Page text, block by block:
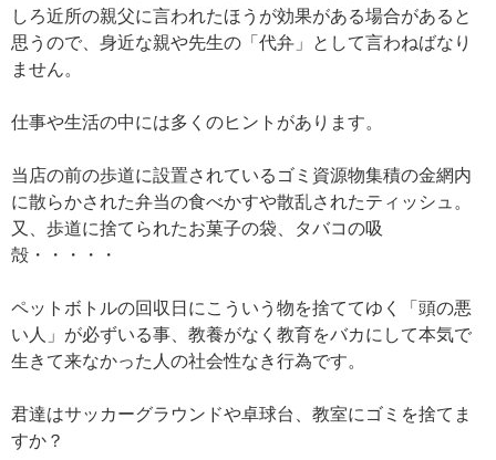
しろ近所の親父に言われたほうが効果がある場合があると
思うので、身近な親や先生の「代弁」として言わねばなり
ません。
仕事や生活の中には多くのヒントがあります。
当店の前の歩道に設置されているゴミ資源物集積の金網内
に散らかされた弁当の食べかすや散乱されたティッシュ。
又、歩道に捨てられたお菓子の袋、タバコの吸
殻・・・・・
ペットボトルの回収日にこういう物を捨ててゆく「頭の悪
い人」が必ずいる事、教養がなく教育をバカにして本気で
生きて来なかった人の社会性なき行為です。
君達はサッカーグラウンドや卓球台、教室にゴミを捨てま
すか？